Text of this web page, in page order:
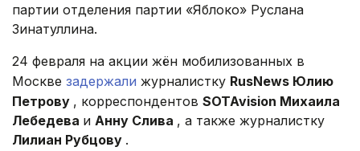
партии отделения партии «Яблоко» Руслана
Зинатуллина.
24 февраля на акции жён мобилизованных в
Москве задержали журналистку RusNews Юлию
Петрову , корреспондентов SOTAvision Михаила
Лебедева и Анну Слива , а также журналистку
Лилиан Рубцову .